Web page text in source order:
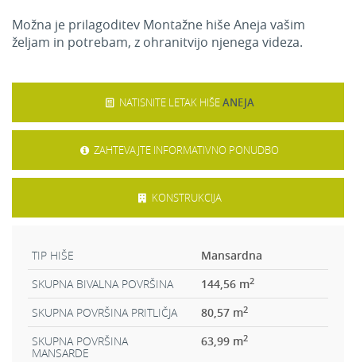
Možna je prilagoditev Montažne hiše Aneja vašim
željam in potrebam, z ohranitvijo njenega videza.
NATISNITE LETAK HIŠEANEJA
ZAHTEVAJTE INFORMATIVNO PONUDBO
KONSTRUKCIJA
TIP HIŠE
Mansardna
SKUPNA BIVALNA POVRŠINA
144,56 m2
SKUPNA POVRŠINA PRITLIČJA 80,57 m2
SKUPNA POVRŠINA
MANSARDE
63,99 m2